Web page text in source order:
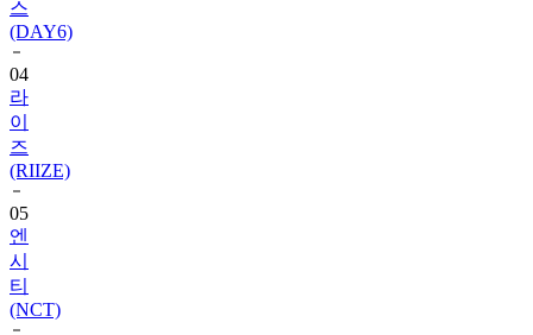
04
라
이
즈
(RIIZE)
05
엔
시
티
(NCT)
06